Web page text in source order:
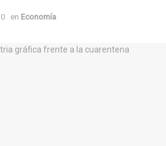
en Economía